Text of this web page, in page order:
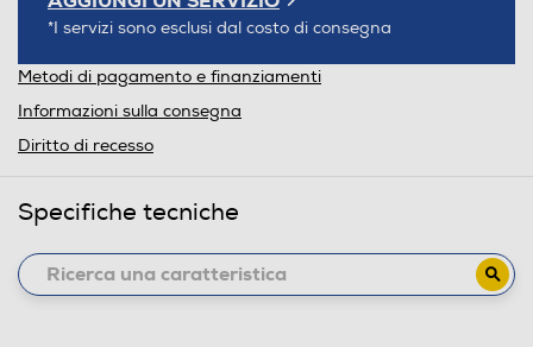
*I servizi sono esclusi dal costo di consegna
Metodi di pagamento e finanziamenti
Informazioni sulla consegna
Diritto di recesso
Specifiche tecniche